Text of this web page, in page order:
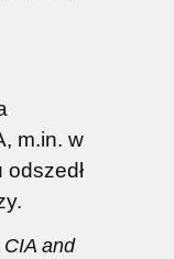
m.in. w
CIA and